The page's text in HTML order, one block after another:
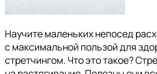
Научите маленьких непосед
с максимальной пользой для
стретчингом. Что это такое?